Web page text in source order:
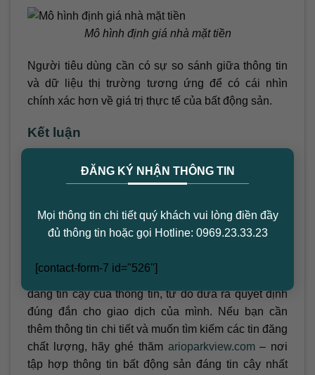
ĐĂNG KÝ NHẬN THÔNG TIN
Mọi thông tin chi tiết quý khách vui lòng điền đầy
đủ thông tin hoặc gọi Hotline: 0969.23.33.23
[contact-form-7 id="526"]
Mô hình định giá nhà mặt tiền
Người tiêu dùng cần có sự so sánh giữa thông tin
và dữ liệu thị trường tương ứng để có cái nhìn
chính xác hơn về giá trị thực tế của bất động sản.
Kết luận
website là cách nhanh chóng và tiết kiệm chi phí
đối chiếu và liên kết các nguồn thông tin để lựa
chọn những dữ liệu chất lượng và có giá trị.
những công cụ hỗ trợ để đảm bảo tính chính xác và
đáng tin cậy của thông tin, từ đó đưa ra quyết định
đúng đắn cho giao dịch của mình. Nếu bạn cần
thêm thông tin chi tiết và muốn tìm kiếm các tin đăng
chất lượng, hãy ghé thăm arioparkview.com– nơi
tập hợp thông tin bất động sản đáng tin cậy nhất